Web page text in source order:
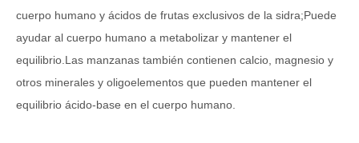
cuerpo humano y ácidos de frutas exclusivos de la sidra;Puede
ayudar al cuerpo humano a metabolizar y mantener el
equilibrio.Las manzanas también contienen calcio, magnesio y
otros minerales y oligoelementos que pueden mantener el
equilibrio ácido-base en el cuerpo humano.